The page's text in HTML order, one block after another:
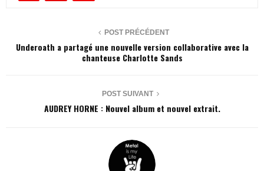
POST PRÉCÉDENT
Underoath a partagé une nouvelle version collaborative avec la
chanteuse Charlotte Sands
POST SUIVANT
AUDREY HORNE : Nouvel album et nouvel extrait.